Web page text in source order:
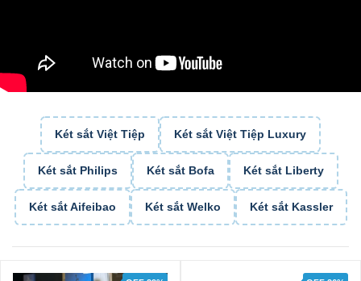
Két sắt Việt Tiệp Két sắt Việt Tiệp Luxury
Két sắt Philips Két sắt Bofa Két sắt Liberty
Két sắt Aifeibao Két sắt Welko Két sắt Kassler